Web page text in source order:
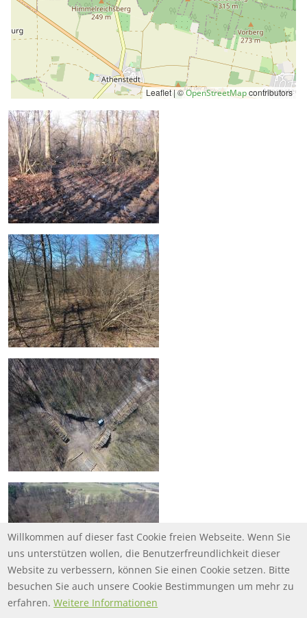
Leaflet | ©OpenStreetMapcontributors
Willkommen auf dieser fast Cookie freien Webseite. Wenn Sie
uns unterstützen wollen, die Benutzerfreundlichkeit dieser
Website zu verbessern, können Sie einen Cookie setzen. Bitte
besuchen Sie auch unsere Cookie Bestimmungen um mehr zu
erfahren. Weitere Informationen